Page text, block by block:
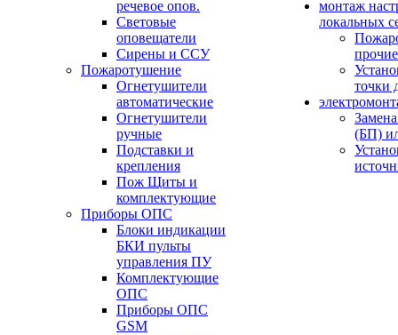
речевое опов.
Световые
оповещатели
Сирены и ССУ
Пожаротушение
Огнетушители
автоматические
Огнетушители
ручные
Подставки и
крепления
Пож Щиты и
комплектующие
Приборы ОПС
Блоки индикации
БКИ пульты
управления ПУ
Комплектующие
ОПС
Приборы ОПС
GSM
монтаж
локальных
точки
(БП)